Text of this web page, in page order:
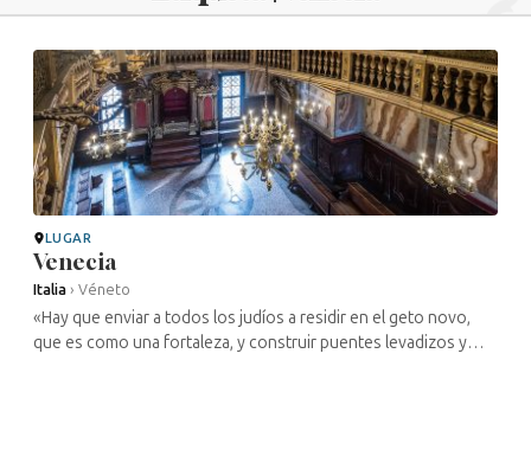
LUGAR
Venecia
Italia › Véneto
«Hay que enviar a todos los judíos a residir en el geto novo,
que es como una fortaleza, y construir puentes levadizos y